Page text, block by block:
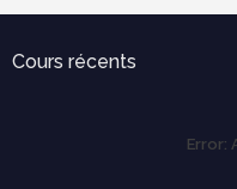
Cours récents
Error: